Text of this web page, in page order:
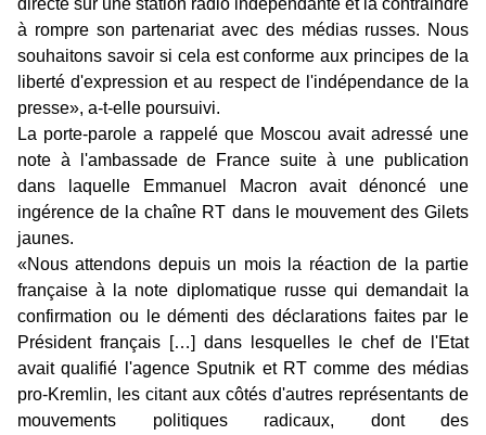
directe sur une station radio indépendante et la contraindre
à rompre son partenariat avec des médias russes. Nous
souhaitons savoir si cela est conforme aux principes de la
liberté d'expression et au respect de l'indépendance de la
presse», a-t-elle poursuivi.
La porte-parole a rappelé que Moscou avait adressé une
note à l'ambassade de France suite à une publication
dans laquelle Emmanuel Macron avait dénoncé une
ingérence de la chaîne RT dans le mouvement des Gilets
jaunes.
«Nous attendons depuis un mois la réaction de la partie
française à la note diplomatique russe qui demandait la
confirmation ou le démenti des déclarations faites par le
Président français […] dans lesquelles le chef de l'Etat
avait qualifié l'agence Sputnik et RT comme des médias
pro-Kremlin, les citant aux côtés d'autres représentants de
mouvements politiques radicaux, dont des